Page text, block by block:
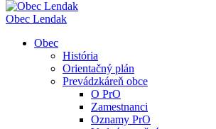
Obec Lendak
Obec
História
Orientačný plán
Prevádzkáreň obce
O PrO
Zamestnanci
Oznamy PrO